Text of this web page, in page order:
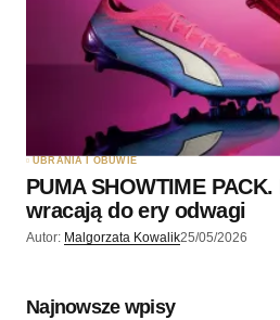
UBRANIA I OBUWIE
PUMA SHOWTIME
wracają do ery odwagi
Autor: Malgorzata Kowalik25/05/2026
Najnowsze wpisy